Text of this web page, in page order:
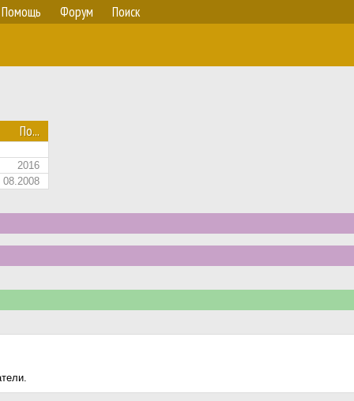
Помощь Форум Поиск
По...
2016
08.2008